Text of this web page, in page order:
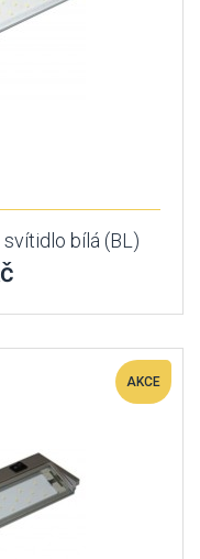
svítidlo bílá (BL)
AKCE